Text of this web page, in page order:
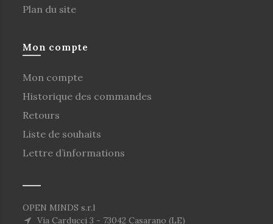
Plan du site
Mon compte
Mon compte
Historique des commandes
Retours
Liste de souhaits
Lettre d’informations
OPEN MINDS s.r.l
Via Carducci 3 - 73042 Casarano (LE)